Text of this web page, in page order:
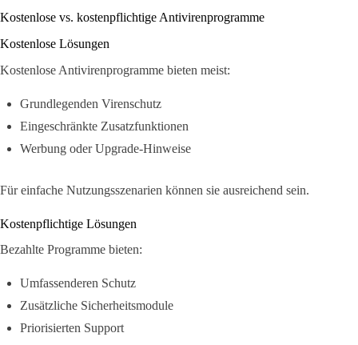
Kostenlose vs. kostenpflichtige Antivirenprogramme
Kostenlose Lösungen
Kostenlose Antivirenprogramme bieten meist:
Grundlegenden Virenschutz
Eingeschränkte Zusatzfunktionen
Werbung oder Upgrade-Hinweise
Für einfache Nutzungsszenarien können sie ausreichend sein.
Kostenpflichtige Lösungen
Bezahlte Programme bieten:
Umfassenderen Schutz
Zusätzliche Sicherheitsmodule
Priorisierten Support